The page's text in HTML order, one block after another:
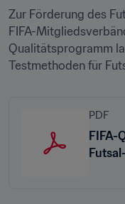
Zur Förderung des
FIFA-
Qualitätsprogramm
Testmethoden für
PDF
FIFA-